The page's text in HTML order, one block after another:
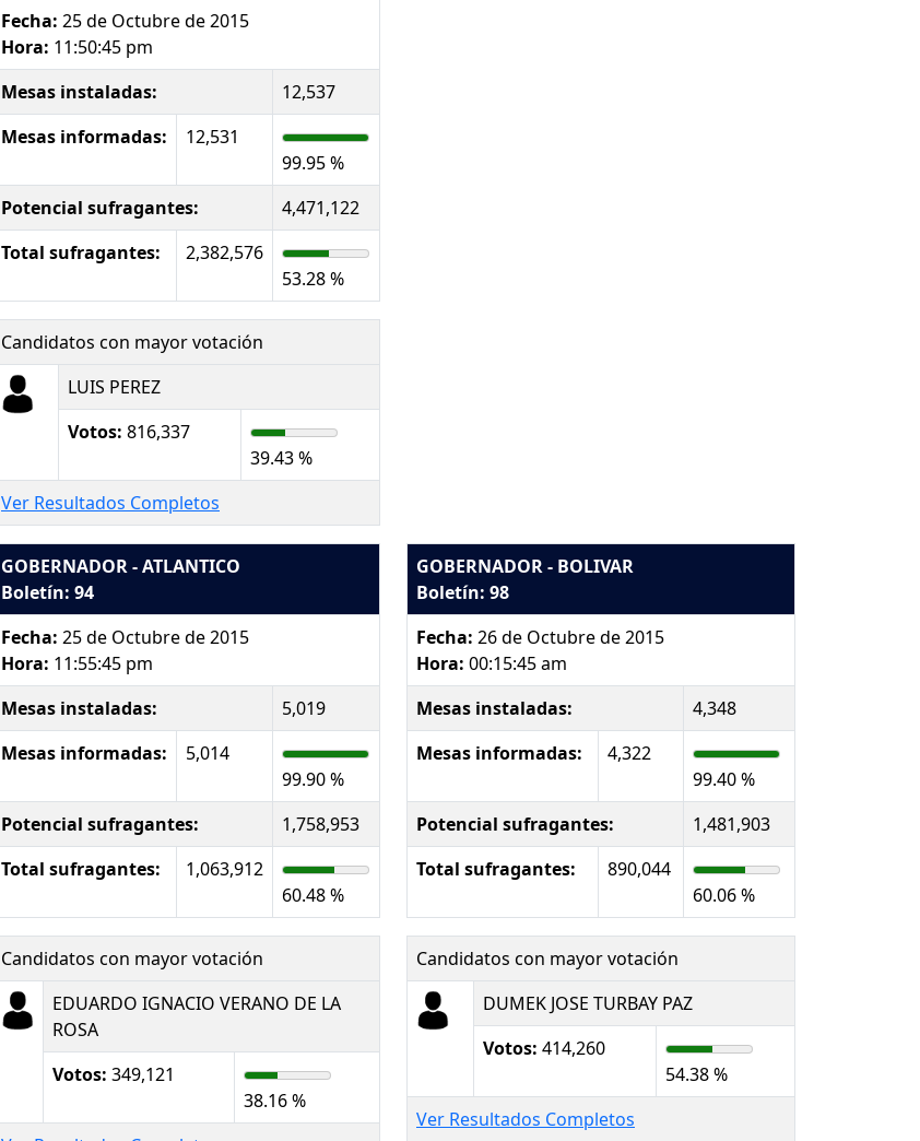
Fecha: 25 de Octubre de 2015
Hora: 11:50:45 pm
Mesas instaladas:
12,537
Mesas informadas:
12,531
99.95 %
Potencial sufragantes:
4,471,122
Total sufragantes:
2,382,576
53.28 %
Candidatos con mayor votación
LUIS PEREZ
Votos: 816,337
39.43 %
Ver Resultados Completos
GOBERNADOR - ATLANTICO
Boletín: 94
Fecha: 25 de Octubre de 2015
Hora: 11:55:45 pm
Mesas instaladas:
5,019
Mesas informadas:
5,014
99.90 %
Potencial sufragantes:
1,758,953
Total sufragantes:
1,063,912
60.48 %
Candidatos con mayor votación
EDUARDO IGNACIO VERANO DE LA
ROSA
Votos: 349,121
38.16 %
GOBERNADOR - BOLIVAR
Boletín: 98
Fecha: 26 de Octubre de 2015
Hora: 00:15:45 am
Mesas instaladas:
4,348
Mesas informadas:
4,322
99.40 %
Potencial sufragantes:
1,481,903
Total sufragantes:
890,044
60.06 %
Candidatos con mayor votación
DUMEK JOSE TURBAY PAZ
Votos: 414,260
54.38 %
Ver Resultados Completos